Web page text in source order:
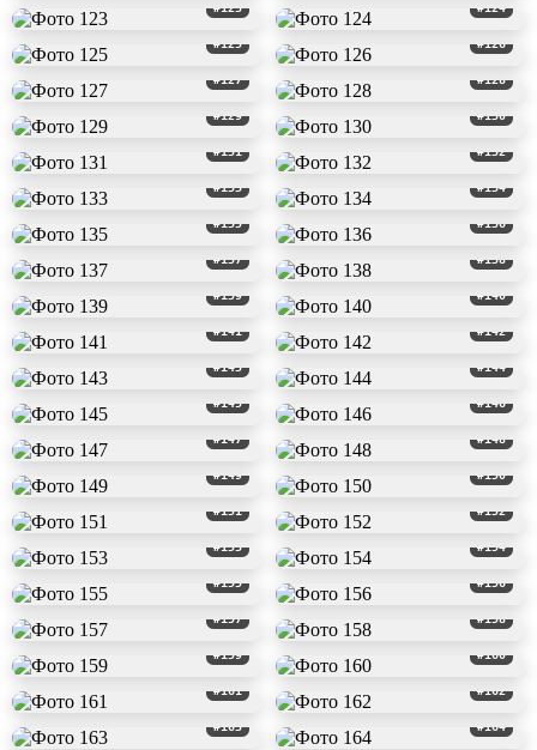
#123 #124
#125 #126
#127 #128
#129 #130
#131 #132
#133 #134
#135 #136
#137 #138
#139 #140
#141 #142
#143 #144
#145 #146
#147 #148
#149 #150
#151 #152
#153 #154
#155 #156
#157 #158
#159 #160
#161 #162
#163 #164